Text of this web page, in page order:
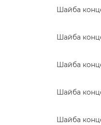
Шайба
Шайба
Шайба
Шайба
Шайба